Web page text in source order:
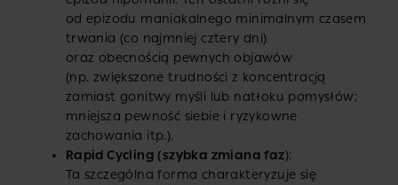
od epizodu maniakalnego minimalnym czasem
trwania (co najmniej cztery dni)
oraz obecnością pewnych objawów
(np. zwiększone trudności z koncentracją
zamiast gonitwy myśli lub natłoku pomysłów;
mniejsza pewność siebie i ryzykowne
zachowania itp.).
Rapid Cycling (szybka zmiana faz):
Ta szczególna forma charakteryzuje się